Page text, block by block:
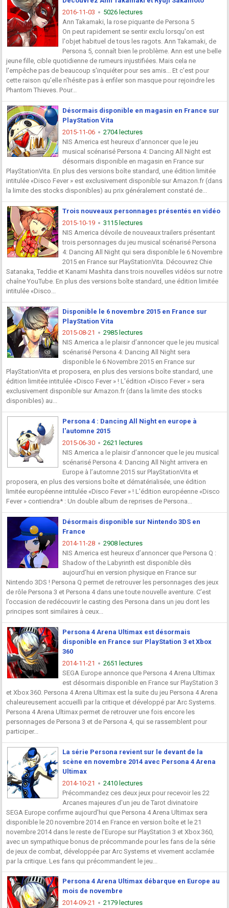
2016-11-03
5026 lectures
Ann Takamaki, la rose piquante de Persona 5
On peut rapidement se sentir exclu lorsqu'on est
l'objet habituel de tous les ragots. Ann Takamaki, de
Persona 5, connaît bien le problème. Ann est une belle
jeune fille, cible quotidienne de rumeurs injustifiées. Mais cela ne
l'empêche pas de beaucoup s'inquiéter pour ses amis... Et c'est pour
cette raison qu'elle n'hésite pas à enfiler son masque pour rejoindre les
Phantom Thieves. Pour...
Désormais disponible en magasin en France sur
PlayStation Vita
2015-11-06
2704 lectures
NIS America est heureux d'annoncer que le jeu
musical scénarisé Persona 4: Dancing All Night est
désormais disponible en magasin en France sur
PlayStationVita. En plus des versions boîte standard, une édition limitée
intitulée «Disco Fever » est exclusivement disponible sur Amazon.fr (dans
la limite des stocks disponibles) au prix généralement constaté de...
Trois nouveaux personnages présentés en vidéo
2015-10-19
3115 lectures
NIS America dévoile de nouveaux trailers présentant
trois personnages du jeu musical scénarisé Persona
4: Dancing All Night qui sera disponible le 6 Novembre
2015 en France sur PlayStationVita. Découvrez Chie
Satanaka, Teddie et Kanami Mashita dans trois nouvelles vidéos sur notre
chaîne YouTube. En plus des versions boîte standard, une édition limitée
intitulée «Disco...
Disponible le 6 novembre 2015 en France sur
PlayStation Vita
2015-08-21
2985 lectures
NIS America a le plaisir d’annoncer que le jeu musical
scénarisé Persona 4: Dancing All Night sera
disponible le 6 Novembre 2015 en France sur
PlayStationVita et proposera, en plus des versions boîte standard, une
édition limitée intitulée «Disco Fever » ! L’édition «Disco Fever » sera
exclusivement disponible sur Amazon.fr (dans la limite des stocks
disponibles) au...
Persona 4 : Dancing All Night en europe à
l'automne 2015
2015-06-30
2621 lectures
NIS America a le plaisir d’annoncer que le jeu musical
scénarisé Persona 4: Dancing All Night arrivera en
Europe à l’automne 2015 sur PlayStationVita et
proposera, en plus des versions boîte et dématérialisée, une édition
limitée européenne intitulée «Disco Fever » ! L’édition européenne «Disco
Fever » contiendra* : Un double album de reprises de Persona...
Désormais disponible sur Nintendo 3DS en
France
2014-11-28
2908 lectures
NIS America est heureux d’annoncer que Persona Q :
Shadow of the Labyrinth est disponible dès
aujourd’hui en version physique en France sur
Nintendo 3DS ! Persona Q permet de retrouver les personnages des jeux
de rôle Persona 3 et Persona 4 dans une toute nouvelle aventure. C’est
l’occasion de redécouvrir le casting des Persona dans un jeu dont les
principes sont similaires à ceux...
Persona 4 Arena Ultimax est désormais
disponible en France sur PlayStation 3 et Xbox
360
2014-11-21
2651 lectures
SEGA Europe annonce que Persona 4 Arena Ultimax
est désormais disponible en France sur PlayStation 3
et Xbox 360. Persona 4 Arena Ultimax est la suite du jeu Persona 4 Arena
chaleureusement accueilli par la critique et développé par Arc Systems.
Persona 4 Arena Ultimax permet de retrouver une fois encore les
personnages de Persona 3 et de Persona 4, qui se rassemblent pour
participer...
La série Persona revient sur le devant de la
scène en novembre 2014 avec Persona 4 Arena
Ultimax
2014-10-21
2410 lectures
Précommandez ces deux jeux pour recevoir les 22
Arcanes majeures d'un jeu de Tarot divinatoire
SEGA Europe confirme aujourd'hui que Persona 4 Arena Ultimax sera
disponible le 20 novembre 2014 en France en version boîte et le 21
novembre 2014 dans le reste de l’Europe sur PlayStation 3 et Xbox 360,
avec un sympathique bonus de précommande pour les fans de la série
de jeux de combat, développée par Arc Systems et vivement acclamée
par la critique. Les fans qui précommandent le jeu...
Persona 4 Arena Ultimax débarque en Europe au
mois de novembre
2014-09-21
2179 lectures